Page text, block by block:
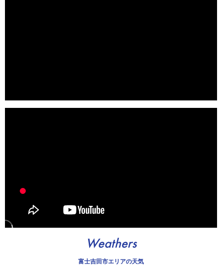
Weathers
富士吉田市エリアの天気